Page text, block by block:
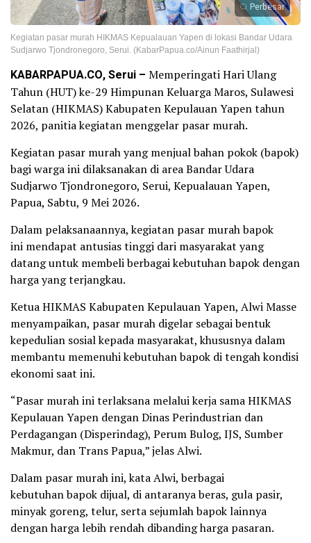
Perbesar
Kegiatan pasar murah HIKMAS Kepualauan Yapen di lokasi Bandar Udara
Sudjarwo Tjondronegoro, Serui. (KabarPapua.co/Ainun Faathirjal)
KABARPAPUA.CO, Serui – Memperingati Hari Ulang
Tahun (HUT) ke-29 Himpunan Keluarga Maros, Sulawesi
Selatan (HIKMAS) Kabupaten Kepulauan Yapen tahun
2026, panitia kegiatan menggelar pasar murah.
Kegiatan pasar murah yang menjual bahan pokok (bapok)
bagi warga ini dilaksanakan di area Bandar Udara
Sudjarwo Tjondronegoro, Serui, Kepualauan Yapen,
Papua, Sabtu, 9 Mei 2026.
Dalam pelaksanaannya, kegiatan pasar murah bapok
ini mendapat antusias tinggi dari masyarakat yang
datang untuk membeli berbagai kebutuhan bapok dengan
harga yang terjangkau.
Ketua HIKMAS Kabupaten Kepulauan Yapen, Alwi Masse
menyampaikan, pasar murah digelar sebagai bentuk
kepedulian sosial kepada masyarakat, khususnya dalam
membantu memenuhi kebutuhan bapok di tengah kondisi
ekonomi saat ini.
“Pasar murah ini terlaksana melalui kerja sama HIKMAS
Kepulauan Yapen dengan Dinas Perindustrian dan
Perdagangan (Disperindag), Perum Bulog, IJS, Sumber
Makmur, dan Trans Papua,” jelas Alwi.
Dalam pasar murah ini, kata Alwi, berbagai
kebutuhan bapok dijual, di antaranya beras, gula pasir,
minyak goreng, telur, serta sejumlah bapok lainnya
dengan harga lebih rendah dibanding harga pasaran.